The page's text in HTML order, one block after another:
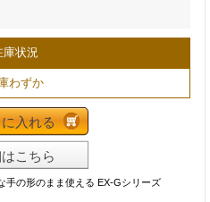
庫状況
わずか
入れる
こちら
手の形のまま使える EX-Gシリーズ